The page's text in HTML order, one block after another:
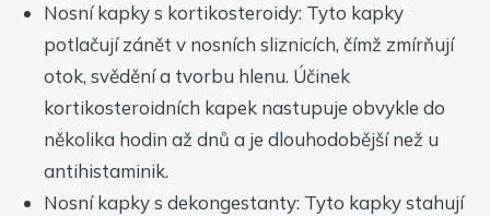
Nosní kapky s kortikosteroidy: Tyto kapky
potlačují zánět v nosních sliznicích, čímž zmírňují
otok, svědění a tvorbu hlenu. Účinek
kortikosteroidních kapek nastupuje obvykle do
několika hodin až dnů a je dlouhodobější než u
antihistaminik.
Nosní kapky s dekongestanty: Tyto kapky stahují